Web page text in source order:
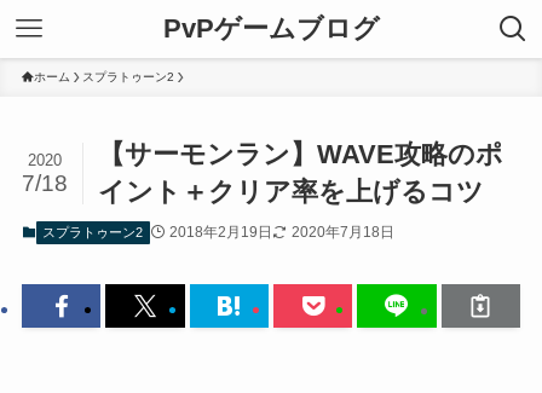
PvPゲームブログ
ホーム スプラトゥーン2
【サーモンラン】WAVE攻略のポ
イント＋クリア率を上げるコツ
2020
7/18
スプラトゥーン2 2018年2月19日 2020年7月18日